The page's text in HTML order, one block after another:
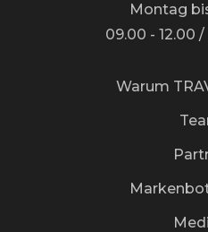
Montag
09.00 - 12.00 /
Warum